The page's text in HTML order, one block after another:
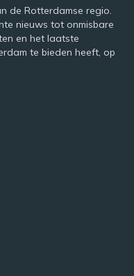
de Rotterdamse regio.
nieuws tot onmisbare
en het laatste
te bieden heeft, op